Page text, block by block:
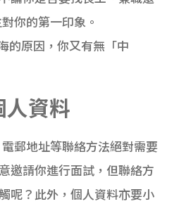
你的第一印象。
的原因，你又有無「中
人資料
郵地址等聯絡方法絕對需要
邀請你進行面試，但聯絡方
呢？此外，個人資料亦要小